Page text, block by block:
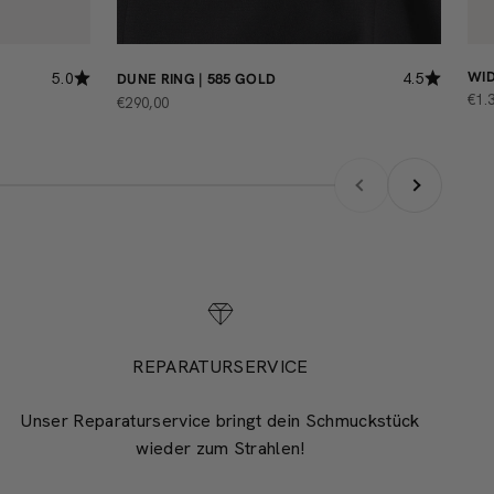
5.0 DUNE RING | 585 GOLD 4.5
ANGEBOT
€290,00
REPARATURSERVICE
Unser Reparaturservice bringt dein Schmuckstück
wieder zum Strahlen!